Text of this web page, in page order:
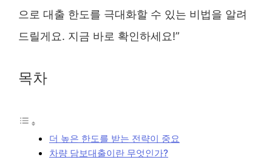
으로 대출 한도를 극대화할 수 있는 비법을 알려
드릴게요. 지금 바로 확인하세요!”
목차
더 높은 한도를 받는 전략이 중요
차량 담보대출이란 무엇인가?